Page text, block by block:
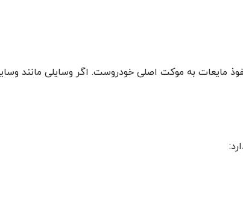
به موکت اصلی خودروست. اگر وسایلی مانند وسایل